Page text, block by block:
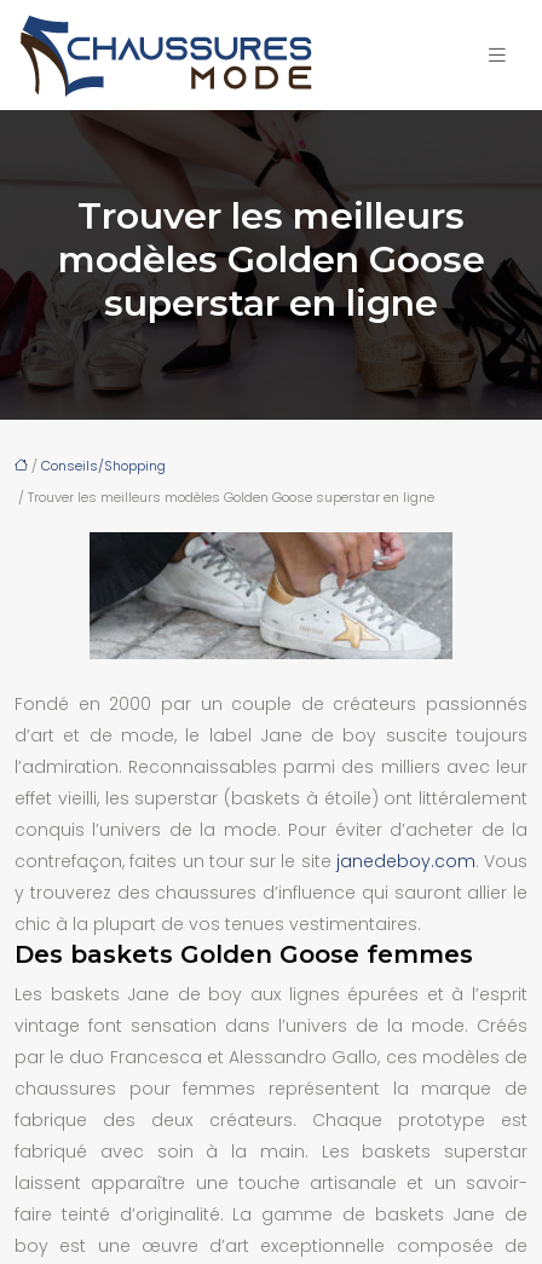
Trouver les meilleurs
modèles Golden Goose
superstar en ligne
/ Conseils/Shopping
/ Trouver les meilleurs modèles Golden Goose superstar en ligne
Fondé en 2000 par un couple de créateurs passionnés
d’art et de mode, le label Jane de boy suscite toujours
l’admiration. Reconnaissables parmi des milliers avec leur
effet vieilli, les superstar (baskets à étoile) ont littéralement
conquis l’univers de la mode. Pour éviter d’acheter de la
contrefaçon, faites un tour sur le site janedeboy.com. Vous
y trouverez des chaussures d’influence qui sauront allier le
chic à la plupart de vos tenues vestimentaires.
Des baskets Golden Goose femmes
Les baskets Jane de boy aux lignes épurées et à l’esprit
vintage font sensation dans l’univers de la mode. Créés
par le duo Francesca et Alessandro Gallo, ces modèles de
chaussures pour femmes représentent la marque de
fabrique des deux créateurs. Chaque prototype est
fabriqué avec soin à la main. Les baskets superstar
laissent apparaître une touche artisanale et un savoir-
faire teinté d’originalité. La gamme de baskets Jane de
boy est une œuvre d’art exceptionnelle composée de